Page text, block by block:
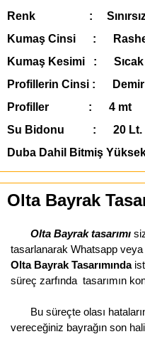
Renk :
Kumaş Cinsi :
Kumaş Kesimi : Sıcak
Profillerin Cinsi : Demir
Profiller : 4 mt
Su Bidonu : 20 Lt.
Duba Dahil Bitmiş
Olta Bayrak
Olta Bayrak tasarımı
tasarlanarak Whatsapp
Olta Bayrak Tasarımında
süreç zarfında tasarımın
Bu süreçte olası
vereceğiniz bayrağın son